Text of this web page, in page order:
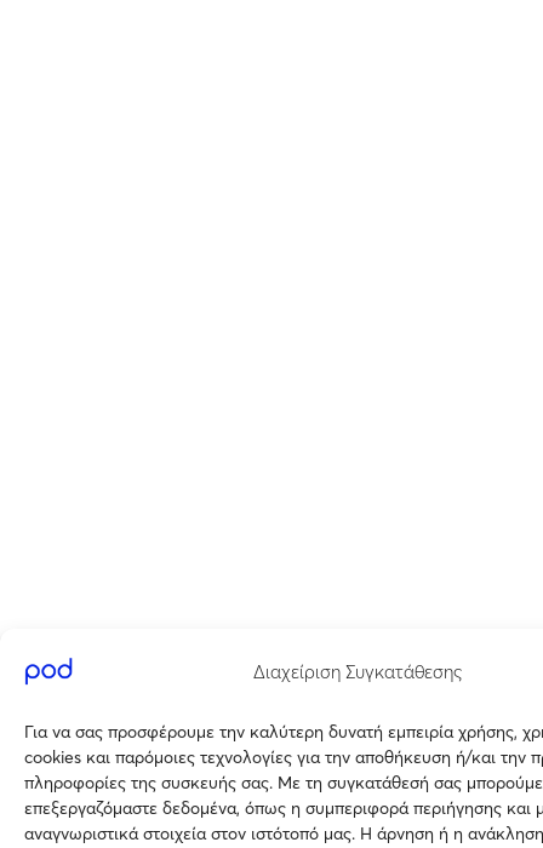
Διαχείριση Συγκατάθεσης
Για να σας προσφέρουμε την καλύτερη δυνατή εμπειρία χρήσης,
cookies και παρόμοιες τεχνολογίες για την αποθήκευση ή/και την
πληροφορίες της συσκευής σας. Με τη συγκατάθεσή σας
επεξεργαζόμαστε δεδομένα, όπως η συμπεριφορά περιήγησης και
αναγνωριστικά στοιχεία στον ιστότοπό μας. Η άρνηση ή η